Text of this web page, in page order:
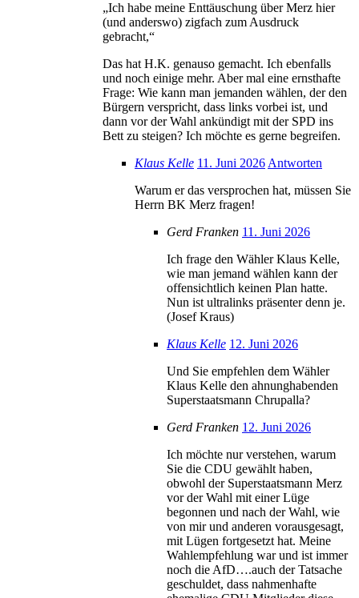
„Ich habe meine Enttäuschung über Merz hier
(und anderswo) zigfach zum Ausdruck
gebracht,“
Das hat H.K. genauso gemacht. Ich ebenfalls
und noch einige mehr. Aber mal eine ernsthafte
Frage: Wie kann man jemanden wählen, der den
Bürgern verspricht, dass links vorbei ist, und
dann vor der Wahl ankündigt mit der SPD ins
Bett zu steigen? Ich möchte es gerne begreifen.
Klaus Kelle 11. Juni 2026Antworten
Warum er das versprochen hat, müssen Sie
Herrn BK Merz fragen!
Gerd Franken 11. Juni 2026
Ich frage den Wähler Klaus Kelle,
wie man jemand wählen kann der
offensichtlich keinen Plan hatte.
Nun ist ultralinks präsenter denn je.
(Josef Kraus)
Klaus Kelle 12. Juni 2026
Und Sie empfehlen dem Wähler
Klaus Kelle den ahnunghabenden
Superstaatsmann Chrupalla?
Gerd Franken 12. Juni 2026
Ich möchte nur verstehen, warum
Sie die CDU gewählt haben,
obwohl der Superstaatsmann Merz
vor der Wahl mit einer Lüge
begonnen und nach der Wahl, wie
von mir und anderen vorausgesagt,
mit Lügen fortgesetzt hat. Meine
Wahlempfehlung war und ist immer
noch die AfD….auch der Tatsache
geschuldet, dass nahmenhafte